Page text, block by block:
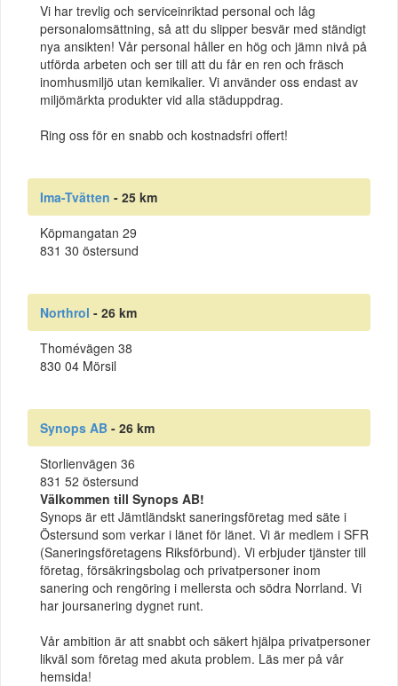
Vi har trevlig och serviceinriktad personal och låg
personalomsättning, så att du slipper besvär med ständigt
nya ansikten! Vår personal håller en hög och jämn nivå på
utförda arbeten och ser till att du får en ren och fräsch
inomhusmiljö utan kemikalier. Vi använder oss endast av
miljömärkta produkter vid alla städuppdrag.
Ring oss för en snabb och kostnadsfri offert!
Ima-Tvätten - 25 km
Köpmangatan 29
831 30 östersund
Northrol - 26 km
Thomévägen 38
830 04 Mörsil
Synops AB - 26 km
Storlienvägen 36
831 52 östersund
Välkommen till Synops AB!
Synops är ett Jämtländskt saneringsföretag med säte i
Östersund som verkar i länet för länet. Vi är medlem i SFR
(Saneringsföretagens Riksförbund). Vi erbjuder tjänster till
företag, försäkringsbolag och privatpersoner inom
sanering och rengöring i mellersta och södra Norrland. Vi
har joursanering dygnet runt.
Vår ambition är att snabbt och säkert hjälpa privatpersoner
likväl som företag med akuta problem. Läs mer på vår
hemsida!